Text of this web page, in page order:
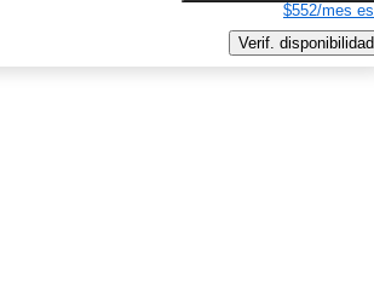
$552/mes
Verif. disponibilidad